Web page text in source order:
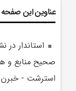
عناوین این صفحه
استاندار
صحيح منابع و
استرشت - خبرن